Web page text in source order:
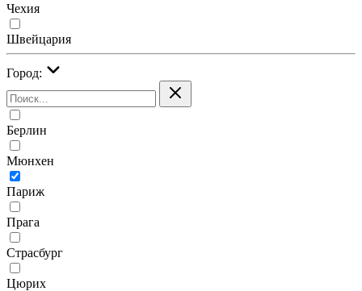
Чехия
Швейцария
Город:
Берлин
Мюнхен
Париж
Прага
Страсбург
Цюрих